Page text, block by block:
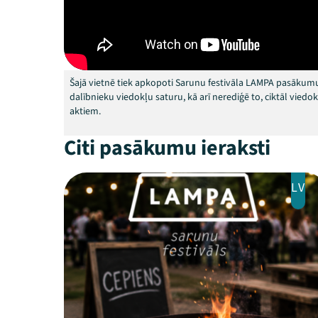
Šajā vietnē tiek apkopoti Sarunu festivāla LAMPA
dalībnieku viedokļu saturu, kā arī nerediģē to, ciktāl
aktiem.
Citi pasākumu ieraksti
LV